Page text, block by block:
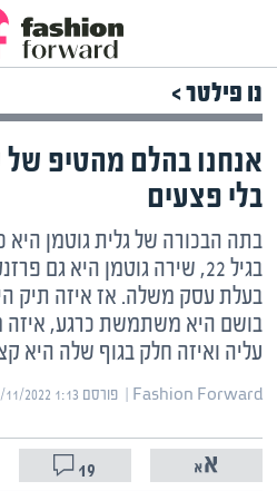
נו פילטר >
אנחנו בהלם מהטיפ של
בלי פצעים
בתה הבכורה של גלית גוטמן
בגיל 22, שירה גוטמן היא גם
בעלת עסק משלה. אז איזה תיק
בושם היא משתמשת כרגע, איזה
עליה ואיזה חלק בגוף שלה היא
Fashion Forward | ‏ פורסם ‎11/11/2022 1:13
19